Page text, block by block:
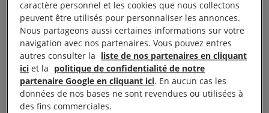
contre le dérèglement climatique. Ces
mesures doivent assurer un niveau de vie suffisant à
toutes et tous, c’est-à-dire que les Etats
doivent veiller à mettre en place une transition
juste.
caractère personnel et les cookies que nous collectons
peuvent être utilisés pour personnaliser les annonces.
Nous partageons aussi certaines informations sur votre
navigation avec nos partenaires. Vous pouvez entres
autres consulter la liste de nos partenaires en cliquant
ici et la politique de confidentialité de notre
partenaire Google en cliquant ici. En aucun cas les
données de nos bases ne sont revendues ou utilisées à
des fins commerciales.